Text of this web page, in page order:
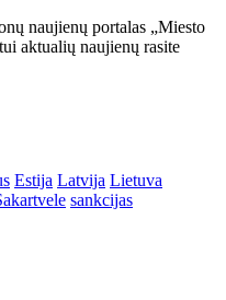
naujienų portalas „Miesto
aktualių naujienų rasite
Estija Latvija Lietuva
sankcijas